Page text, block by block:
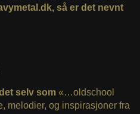
så er det nevnt
selv som«…oldschool
melodier, og inspirasjoner fra